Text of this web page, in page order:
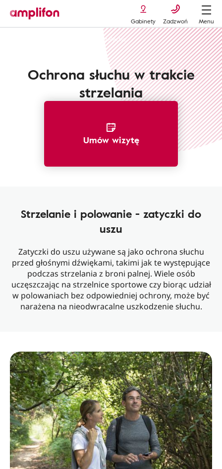
Gabinety Zadzwoń
Menu
Zatyczki strzeleckie
Ochrona słuchu w trakcie
strzelania
Umów wizytę
Strzelanie i polowanie - zatyczki do
uszu
Zatyczki do uszu używane są jako ochrona słuchu
przed głośnymi dźwiękami, takimi jak te występujące
podczas strzelania z broni palnej. Wiele osób
uczęszczając na strzelnice sportowe czy biorąc udział
w polowaniach bez odpowiedniej ochrony, może być
narażena na nieodwracalne uszkodzenie słuchu.